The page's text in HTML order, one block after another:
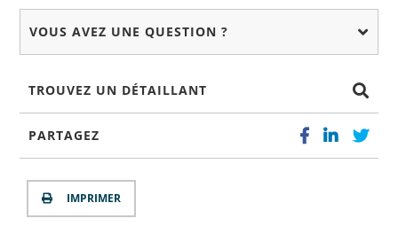
VOUS AVEZ UNE QUESTION ?
TROUVEZ UN DÉTAILLANT
PARTAGEZ
IMPRIMER